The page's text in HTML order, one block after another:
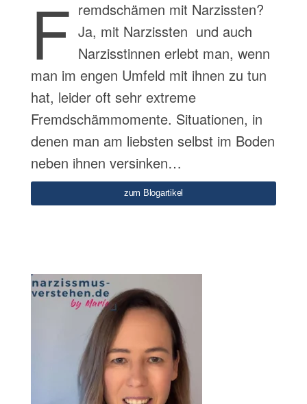
F remdschämen mit Narzissten?
Ja, mit Narzissten und auch
Narzisstinnen erlebt man, wenn
man im engen Umfeld mit ihnen zu tun
hat, leider oft sehr extreme
Fremdschämmomente. Situationen, in
denen man am liebsten selbst im Boden
neben ihnen versinken…
zum Blogartikel